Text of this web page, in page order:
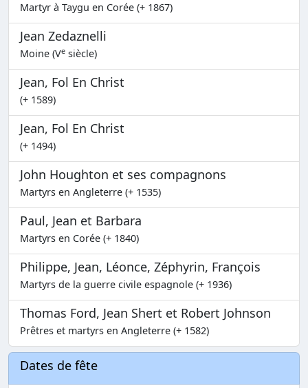
Martyr à Taygu en Corée (+ 1867)
Jean Zedaznelli
Moine (Ve siècle)
Jean, Fol En Christ
(+ 1589)
Jean, Fol En Christ
(+ 1494)
John Houghton et ses compagnons
Martyrs en Angleterre (+ 1535)
Paul, Jean et Barbara
Martyrs en Corée (+ 1840)
Philippe, Jean, Léonce, Zéphyrin, François
Martyrs de la guerre civile espagnole (+ 1936)
Thomas Ford, Jean Shert et Robert Johnson
Prêtres et martyrs en Angleterre (+ 1582)
Dates de fête